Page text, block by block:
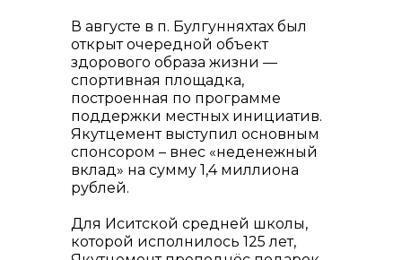
В августе в п. Булгунняхтах был
открыт очередной объект
здорового образа жизни —
спортивная площадка,
построенная по программе
поддержки местных инициатив.
Якутцемент выступил основным
спонсором – внес «неденежный
вклад» на сумму 1,4 миллиона
рублей.
Для Иситской средней школы,
которой исполнилось 125 лет,